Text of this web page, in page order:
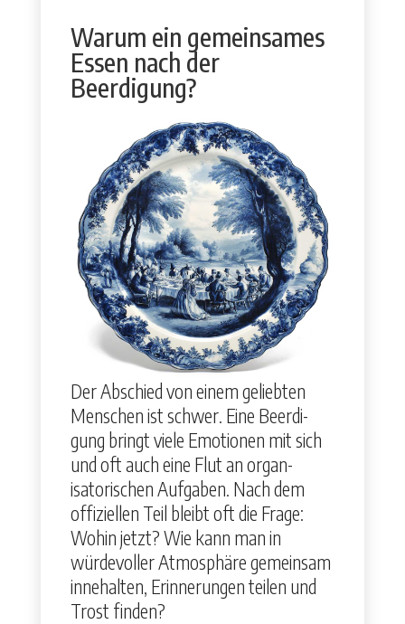
Warum ein gemeinsames
Essen nach der
Beerdigung?
Der Abschied von einem geliebten
Men­schen ist schw­er. Eine Beerdi­
gung bringt viele Emo­tio­nen mit sich
und oft auch eine Flut an organ­
isatorischen Auf­gaben. Nach dem
offiziellen Teil bleibt oft die Frage:
Wohin jet­zt? Wie kann man in
würde­voller Atmo­sphäre gemein­sam
innehal­ten, Erin­nerun­gen teilen und
Trost find­en?